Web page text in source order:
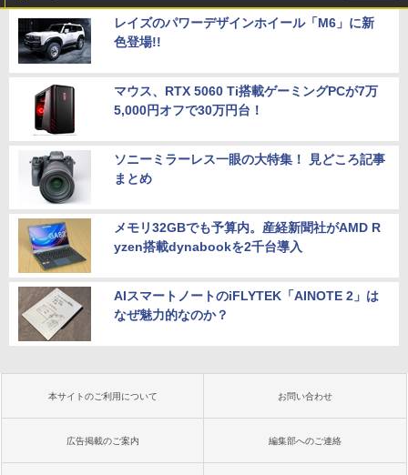
レイズのパワーデザインホイール「M6」に新
色登場!!
マウス、RTX 5060 Ti搭載ゲーミングPCが7万
5,000円オフで30万円台！
ソニーミラーレス一眼の大特集！ 見どころ記事
まとめ
メモリ32GBでも予算内。産経新聞社がAMD R
yzen搭載dynabookを2千台導入
AIスマートノートのiFLYTEK「AINOTE 2」は
なぜ魅力的なのか？
本サイトのご利用について お問い合わせ
広告掲載のご案内 編集部へのご連絡